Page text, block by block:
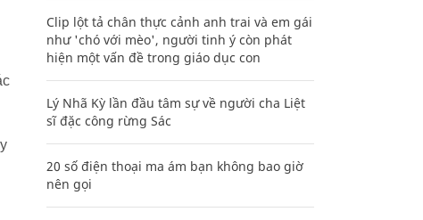
Clip lột tả chân thực cảnh anh trai và em gái
như 'chó với mèo', người tinh ý còn phát
hiện một vấn đề trong giáo dục con
Lý Nhã Kỳ lần đầu tâm sự về người cha Liệt
sĩ đặc công rừng Sác
20 số điện thoại ma ám bạn không bao giờ
nên gọi